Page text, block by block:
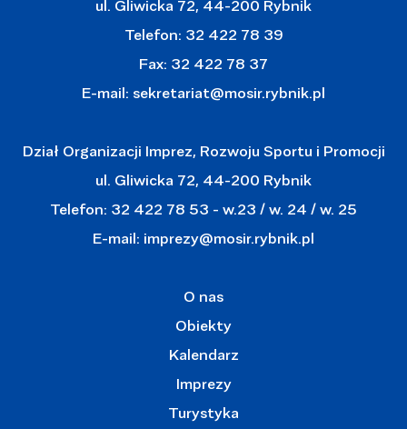
ul. Gliwicka 72, 44-200 Rybnik
Telefon: 32 422 78 39
Fax: 32 422 78 37
E-mail: sekretariat@mosir.rybnik.pl
Dział Organizacji Imprez, Rozwoju Sportu i Promocji
ul. Gliwicka 72, 44-200 Rybnik
Telefon: 32 422 78 53 - w.23 / w. 24 / w. 25
E-mail: imprezy@mosir.rybnik.pl
O nas
Obiekty
Kalendarz
Imprezy
Turystyka